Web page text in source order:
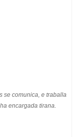
se comunica, e traballa
encargada tirana.